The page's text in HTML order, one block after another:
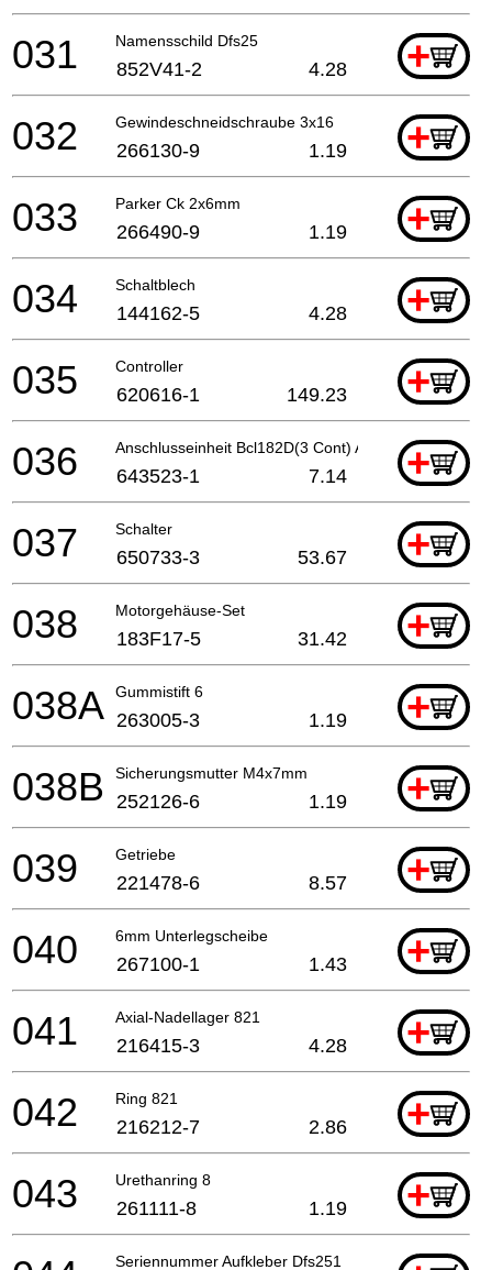
Namensschild Dfs25 +
031 852V41-2 4.28
Gewindeschneidschraube 3x16 +
032 266130-9 1.19
Parker Ck 2x6mm +
033 266490-9 1.19
Schaltblech +
034 144162-5 4.28
Controller +
035 620616-1 149.23
Anschlusseinheit Bcl182D(3 Cont) A +
036 643523-1 7.14
Schalter +
037 650733-3 53.67
Motorgehäuse-Set +
038 183F17-5 31.42
Gummistift 6 +
038A 263005-3 1.19
Sicherungsmutter M4x7mm +
038B 252126-6 1.19
Getriebe +
039 221478-6 8.57
6mm Unterlegscheibe +
040 267100-1 1.43
Axial-Nadellager 821 +
041 216415-3 4.28
Ring 821 +
042 216212-7 2.86
Urethanring 8 +
043 261111-8 1.19
Seriennummer Aufkleber Dfs251